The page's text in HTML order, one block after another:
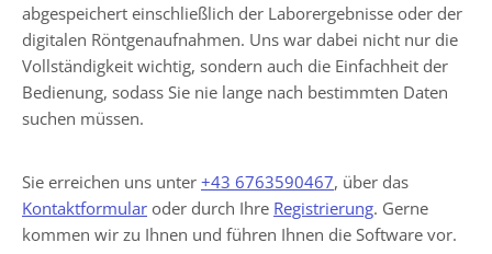
abgespeichert einschließlich der Laborergebnisse oder der
digitalen Röntgenaufnahmen. Uns war dabei nicht nur die
Vollständigkeit wichtig, sondern auch die Einfachheit der
Bedienung, sodass Sie nie lange nach bestimmten Daten
suchen müssen.
Sie erreichen uns unter +43 6763590467, über das
Kontaktformular oder durch Ihre Registrierung. Gerne
kommen wir zu Ihnen und führen Ihnen die Software vor.